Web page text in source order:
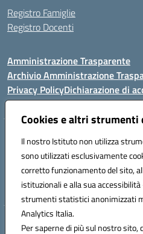
Cookies e altri strumenti
Il nostro Istituto non utilizza
sono utilizzati esclusivamente
corretto funzionamento del sito,
istituzionali e alla sua
strumenti statistici anonimizzati
Analytics Italia.
Per saperne di più sul nostro sito,
Registro Famiglie
Registro Docenti
Amministrazione Trasparente
Archivio Amministrazione
Privacy PolicyDichiarazione di
Istituto Comprensivo Statale
Via Cupa Campanariello, 5 - 80059,
Tel. +39 0818834377 - Fax +39
Email: naic8df00a@istruzione.it -
Hosting & Powered